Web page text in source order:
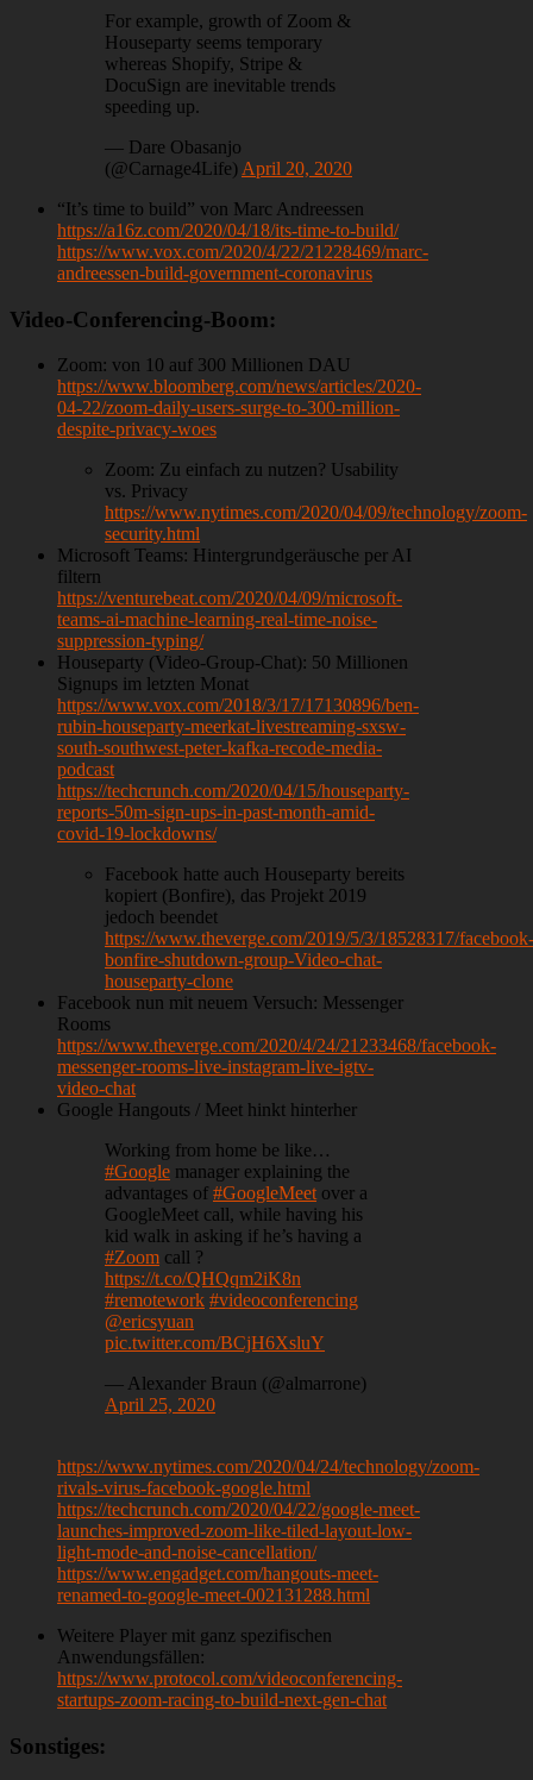
For example, growth of Zoom &
Houseparty seems temporary
whereas Shopify, Stripe &
DocuSign are inevitable trends
speeding up.
— Dare Obasanjo
(@Carnage4Life) April 20, 2020
“It’s time to build” von Marc Andreessen
https://a16z.com/2020/04/18/its-time-to-build/
https://www.vox.com/2020/4/22/21228469/marc-
andreessen-build-government-coronavirus
Video-Conferencing-Boom:
Zoom: von 10 auf 300 Millionen DAU
https://www.bloomberg.com/news/articles/2020-
04-22/zoom-daily-users-surge-to-300-million-
despite-privacy-woes
Zoom: Zu einfach zu nutzen? Usability
vs. Privacy
https://www.nytimes.com/2020/04/09/technology/zoom-
security.html
Microsoft Teams: Hintergrundgeräusche per AI
filtern
https://venturebeat.com/2020/04/09/microsoft-
teams-ai-machine-learning-real-time-noise-
suppression-typing/
Houseparty (Video-Group-Chat): 50 Millionen
Signups im letzten Monat
https://www.vox.com/2018/3/17/17130896/ben-
rubin-houseparty-meerkat-livestreaming-sxsw-
south-southwest-peter-kafka-recode-media-
podcast
https://techcrunch.com/2020/04/15/houseparty-
reports-50m-sign-ups-in-past-month-amid-
covid-19-lockdowns/
Facebook hatte auch Houseparty bereits
kopiert (Bonfire), das Projekt 2019
jedoch beendet
https://www.theverge.com/2019/5/3/18528317/facebook-
bonfire-shutdown-group-Video-chat-
houseparty-clone
Facebook nun mit neuem Versuch: Messenger
Rooms
https://www.theverge.com/2020/4/24/21233468/facebook-
messenger-rooms-live-instagram-live-igtv-
video-chat
Google Hangouts / Meet hinkt hinterher
Working from home be like…
#Google manager explaining the
advantages of #GoogleMeetover a
GoogleMeet call, while having his
kid walk in asking if he’s having a
#Zoom call ?
https://t.co/QHQqm2iK8n
#remotework #videoconferencing
@ericsyuan
pic.twitter.com/BCjH6XsluY
— Alexander Braun (@almarrone)
April 25, 2020
https://www.nytimes.com/2020/04/24/technology/zoom-
rivals-virus-facebook-google.html
https://techcrunch.com/2020/04/22/google-meet-
launches-improved-zoom-like-tiled-layout-low-
light-mode-and-noise-cancellation/
https://www.engadget.com/hangouts-meet-
renamed-to-google-meet-002131288.html
Weitere Player mit ganz spezifischen
Anwendungsfällen:
https://www.protocol.com/videoconferencing-
startups-zoom-racing-to-build-next-gen-chat
Sonstiges: